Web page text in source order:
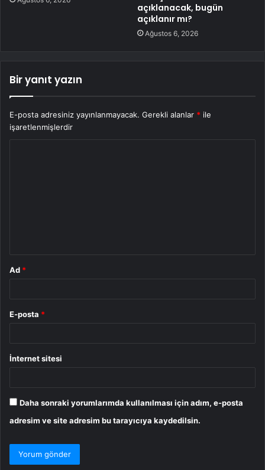
açıklanacak, bugün
açıklanır mı?
Ağustos 6, 2026
Bir yanıt yazın
E-posta adresiniz yayınlanmayacak. Gerekli alanlar * ile
işaretlenmişlerdir
Ad *
E-posta *
İnternet sitesi
Daha sonraki yorumlarımda kullanılması için adım, e-posta
adresim ve site adresim bu tarayıcıya kaydedilsin.